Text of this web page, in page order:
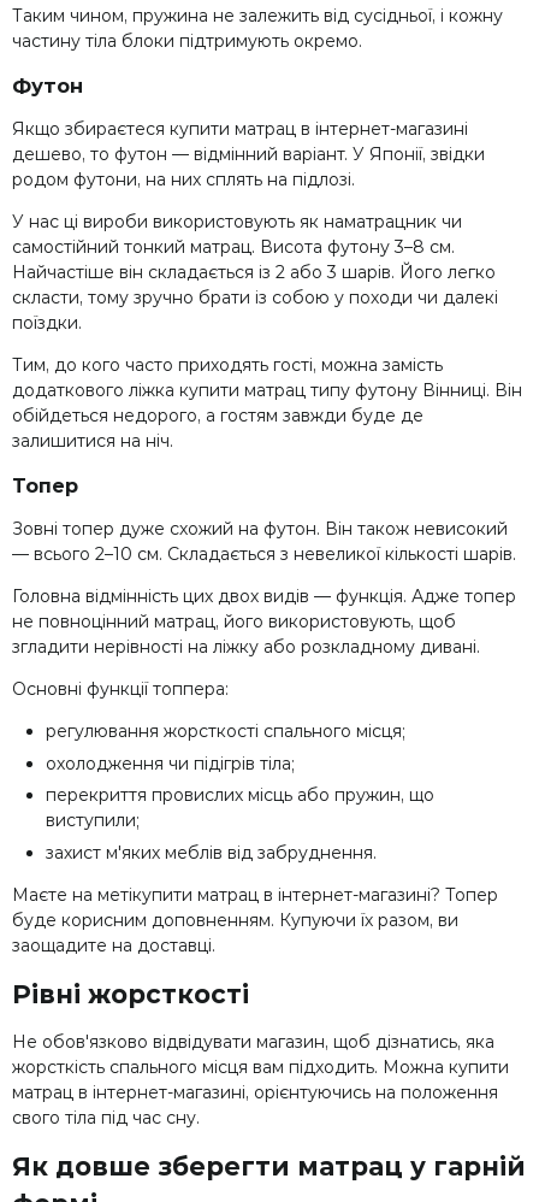
Таким чином, пружина не залежить від сусідньої, і кожну
частину тіла блоки підтримують окремо.
Футон
Якщо збираєтеся купити матрац в інтернет-магазині
дешево, то футон — відмінний варіант. У Японії, звідки
родом футони, на них сплять на підлозі.
У нас ці вироби використовують як наматрацник чи
самостійний тонкий матрац. Висота футону 3–8 см.
Найчастіше він складається із 2 або 3 шарів. Його легко
скласти, тому зручно брати із собою у походи чи далекі
поїздки.
Тим, до кого часто приходять гості, можна замість
додаткового ліжка купити матрац типу футону Вінниці. Він
обійдеться недорого, а гостям завжди буде де
залишитися на ніч.
Топер
Зовні топер дуже схожий на футон. Він також невисокий
— всього 2–10 см. Складається з невеликої кількості шарів.
Головна відмінність цих двох видів — функція. Адже топер
не повноцінний матрац, його використовують, щоб
згладити нерівності на ліжку або розкладному дивані.
Основні функції топпера:
регулювання жорсткості спального місця;
охолодження чи підігрів тіла;
перекриття провислих місць або пружин, що
виступили;
захист м'яких меблів від забруднення.
Маєте на метікупити матрац в інтернет-магазині? Топер
буде корисним доповненням. Купуючи їх разом, ви
заощадите на доставці.
Рівні жорсткості
Не обов'язково відвідувати магазин, щоб дізнатись, яка
жорсткість спального місця вам підходить. Можна купити
матрац в інтернет-магазині, орієнтуючись на положення
свого тіла під час сну.
Як довше зберегти матрац у гарній